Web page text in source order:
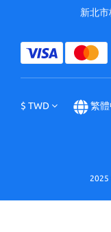
新北
$ TWD 繁
2025